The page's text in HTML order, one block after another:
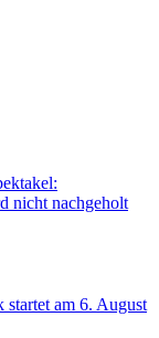
nicht nachgeholt
startet am 6. August